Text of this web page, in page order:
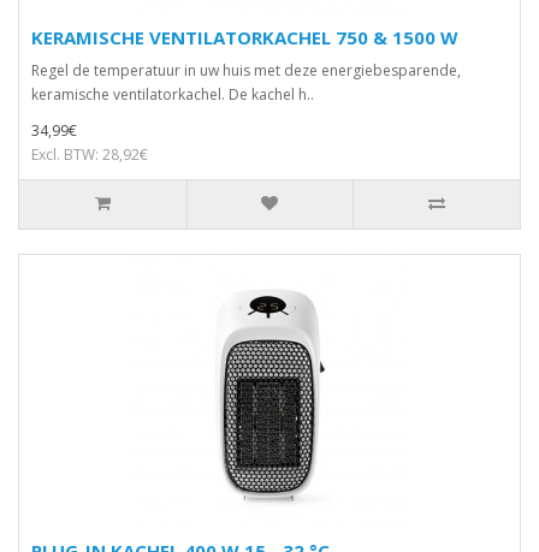
KERAMISCHE VENTILATORKACHEL 750 & 1500 W
Regel de temperatuur in uw huis met deze energiebesparende,
keramische ventilatorkachel. De kachel h..
34,99€
Excl. BTW: 28,92€